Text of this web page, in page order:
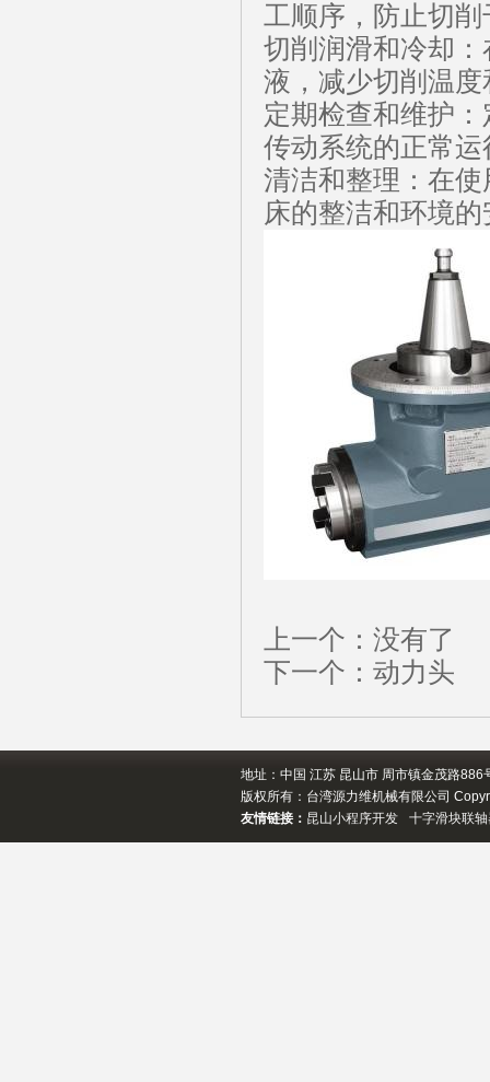
工顺序，防止切
切削润滑和冷却
液，减少切削温
定期检查和维护
传动系统的正常
清洁和整理：在
床的整洁和环境
上一个：没有了
下一个： 动力头
地址：中国 江苏 昆山市 周市镇金茂路
版权所有：台湾源力维机械有限公司
友情链接： 昆山小程序开发 十字滑块联